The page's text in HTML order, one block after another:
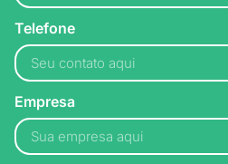
Telefone
Empresa